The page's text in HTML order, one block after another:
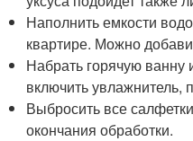
Наполнить емкости
квартире. Можно
Набрать горячую ванну
включить увлажнитель,
Выбросить все
окончания обработки.